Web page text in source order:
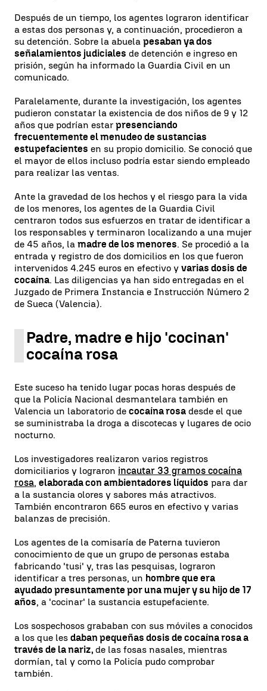
Después de un tiempo, los agentes lograron identificar
a estas dos personas y, a continuación, procedieron a
su detención. Sobre la abuela pesaban ya dos
señalamientos judiciales de detención e ingreso en
prisión, según ha informado la Guardia Civil en un
comunicado.
Paralelamente, durante la investigación, los agentes
pudieron constatar la existencia de dos niños de 9 y 12
años que podrían estar presenciando
frecuentemente el menudeo de sustancias
estupefacientes en su propio domicilio. Se conoció que
el mayor de ellos incluso podría estar siendo empleado
para realizar las ventas.
Ante la gravedad de los hechos y el riesgo para la vida
de los menores, los agentes de la Guardia Civil
centraron todos sus esfuerzos en tratar de identificar a
los responsables y terminaron localizando a una mujer
de 45 años, la madre de los menores. Se procedió a la
entrada y registro de dos domicilios en los que fueron
intervenidos 4.245 euros en efectivo y varias dosis de
cocaína. Las diligencias ya han sido entregadas en el
Juzgado de Primera Instancia e Instrucción Número 2
de Sueca (Valencia).
Padre, madre e hijo 'cocinan'
cocaína rosa
Este suceso ha tenido lugar pocas horas después de
que la Policía Nacional desmantelara también en
Valencia un laboratorio de cocaína rosa desde el que
se suministraba la droga a discotecas y lugares de ocio
nocturno.
Los investigadores realizaron varios registros
domiciliarios y lograron incautar 33 gramos cocaína
rosa, elaborada con ambientadores líquidos para dar
a la sustancia olores y sabores más atractivos.
También encontraron 665 euros en efectivo y varias
balanzas de precisión.
Los agentes de la comisaría de Paterna tuvieron
conocimiento de que un grupo de personas estaba
fabricando 'tusi' y, tras las pesquisas, lograron
identificar a tres personas, un hombre que era
ayudado presuntamente por una mujer y su hijo de 17
años, a 'cocinar' la sustancia estupefaciente.
Los sospechosos grababan con sus móviles a conocidos
a los que les daban pequeñas dosis de cocaína rosa a
través de la nariz, de las fosas nasales, mientras
dormían, tal y como la Policía pudo comprobar
también.